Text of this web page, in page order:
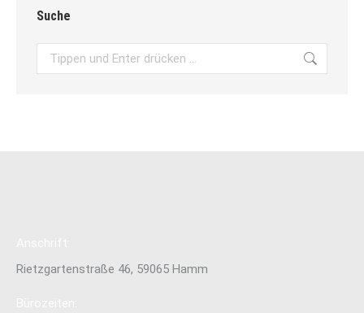
Suche
Search:
Rietzgartenstraße 46, 59065 Hamm